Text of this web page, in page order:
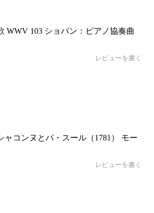
WWV 103 ショパン：ピアノ協奏曲
レビューを書く
コンヌとパ・スール（1781） モー
レビューを書く